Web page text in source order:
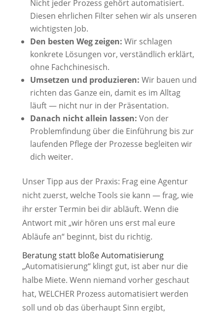
Nicht jeder Prozess gehört automatisiert.
Diesen ehrlichen Filter sehen wir als unseren
wichtigsten Job.
Den besten Weg zeigen: Wir schlagen
konkrete Lösungen vor, verständlich erklärt,
ohne Fachchinesisch.
Umsetzen und produzieren: Wir bauen und
richten das Ganze ein, damit es im Alltag
läuft — nicht nur in der Präsentation.
Danach nicht allein lassen: Von der
Problemfindung über die Einführung bis zur
laufenden Pflege der Prozesse begleiten wir
dich weiter.
Unser Tipp aus der Praxis: Frag eine Agentur
nicht zuerst, welche Tools sie kann — frag, wie
ihr erster Termin bei dir abläuft. Wenn die
Antwort mit „wir hören uns erst mal eure
Abläufe an“ beginnt, bist du richtig.
Beratung statt bloße Automatisierung
„Automatisierung“ klingt gut, ist aber nur die
halbe Miete. Wenn niemand vorher geschaut
hat, WELCHER Prozess automatisiert werden
soll und ob das überhaupt Sinn ergibt,